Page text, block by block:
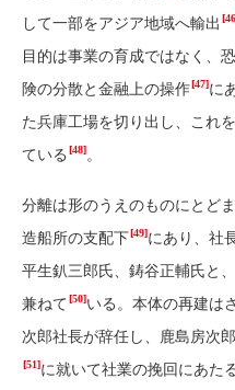
して一部をアジア地域へ輸出
目的は事業の育成ではなく、
険の分散と金融上の操作[47]に
た兵庫工場を切り出し、これ
ている [48]。
分離は形のうえのものにとど
造船所の支配下[49]にあり、社
平生釟三郎氏、鋳谷正輔氏と
兼ねて[50]いる。本体の再建は
次郎社長が辞任し、鹿島房次
[51]に就いて社業の挽回にあた